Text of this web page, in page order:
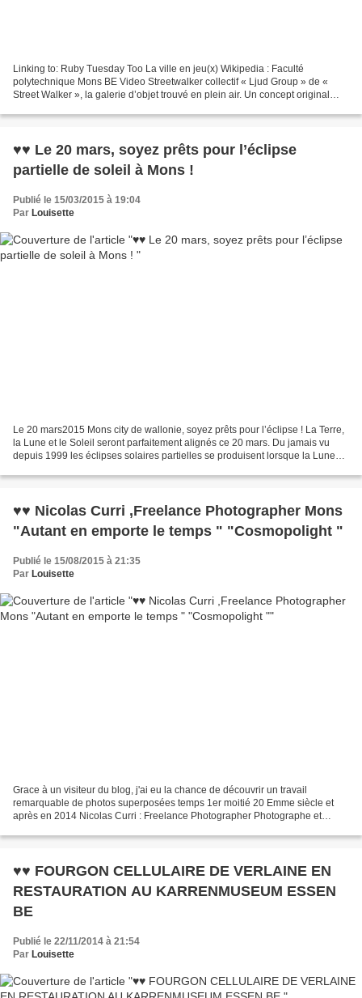
Linking to: Ruby Tuesday Too La ville en jeu(x) Wikipedia : Faculté
polytechnique Mons BE Video Streetwalker collectif « Ljud Group » de «
Street Walker », la galerie d’objet trouvé en plein air. Un concept original
♥♥ Le 20 mars, soyez prêts pour l’éclipse
partielle de soleil à Mons !
Publié le 15/03/2015 à 19:04
Par Louisette
Le 20 mars2015 Mons city de wallonie, soyez prêts pour l’éclipse ! La Terre,
la Lune et le Soleil seront parfaitement alignés ce 20 mars. Du jamais vu
depuis 1999 les éclipses solaires partielles se produisent lorsque la Lune
♥♥ Nicolas Curri ,Freelance Photographer Mons
"Autant en emporte le temps " "Cosmopolight "
Publié le 15/08/2015 à 21:35
Par Louisette
Grace à un visiteur du blog, j'ai eu la chance de découvrir un travail
remarquable de photos superposées temps 1er moitié 20 Emme siècle et
après en 2014 Nicolas Curri : Freelance Photographer Photographe et
♥♥ FOURGON CELLULAIRE DE VERLAINE EN
RESTAURATION AU KARRENMUSEUM ESSEN
BE
Publié le 22/11/2014 à 21:54
Par Louisette